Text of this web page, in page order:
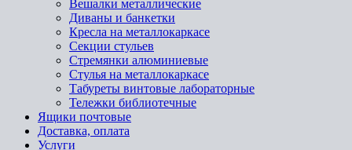
Вешалки металлические
Диваны и банкетки
Кресла на металлокаркасе
Секции стульев
Стремянки алюминиевые
Стулья на металлокаркасе
Табуреты винтовые лабораторные
Тележки библиотечные
Ящики почтовые
Доставка, оплата
Услуги